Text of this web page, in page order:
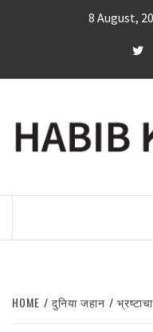
8 August,
HOME दुनिया जहान